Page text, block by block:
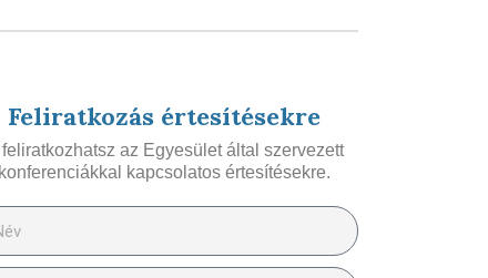
Feliratkozás értesítésekre
feliratkozhatsz az Egyesület által szervezett
konferenciákkal kapcsolatos értesítésekre.